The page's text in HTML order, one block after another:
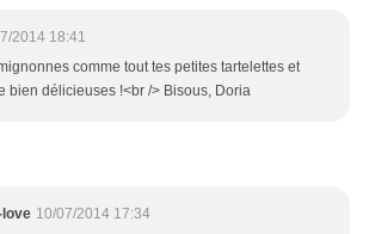
2014 18:41
comme tout tes petites tartelettes et
bien délicieuses !<br /> Bisous, Doria
love 10/07/2014 17:34